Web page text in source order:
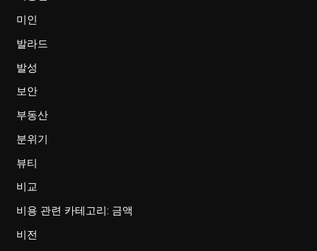
미인
발라드
발성
보안
부동산
분위기
뷰티
비교
비용 관련 카테고리: 금액
비전